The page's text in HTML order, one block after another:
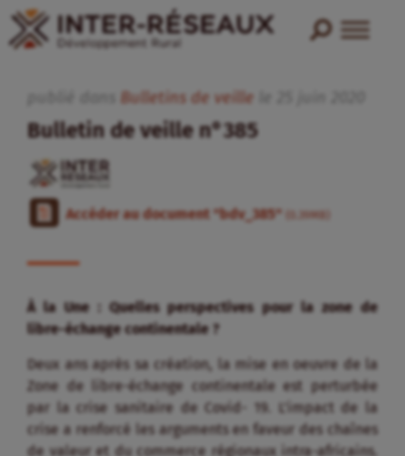
Bulletins de veille
Bulletin de veille n°385
Accéder au document "bdv_385" (0.39MB)
À la Une : Quelles perspectives pour la zone de
libre-échange continentale ?
Deux ans après sa création, la mise en oeuvre de la
Zone de libre-échange continentale est perturbée
par la crise sanitaire de Covid- 19. L’impact de la
crise a renforcé les arguments en faveur des chaînes
de valeur et du commerce régionaux intra-africains.